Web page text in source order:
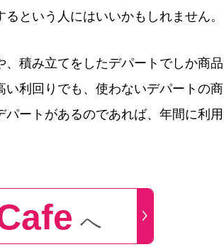
という人にはいいかもしれません。
積み立てをしたデパートでしか商品
利回りでも、使わないデパートの商
ートがあるのであれば、年間に利用
へ